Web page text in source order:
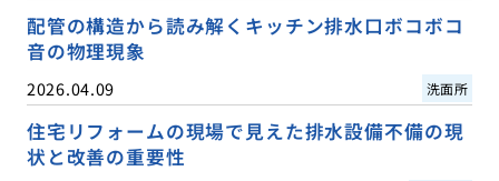
配管の構造から読み解くキッチン排水口ボコボコ
音の物理現象
2026.04.09 洗面所
住宅リフォームの現場で見えた排水設備不備の現
状と改善の重要性